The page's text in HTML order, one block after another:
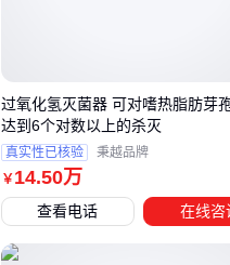
三、食品级、
关键
选择10升二氧化
要求。不同行业
￥ 14.50万
过氧化氢灭菌器 可对嗜热脂肪芽
达到6个对数以上的杀灭
真实性已核验 秉越品牌
查看电话 在线咨